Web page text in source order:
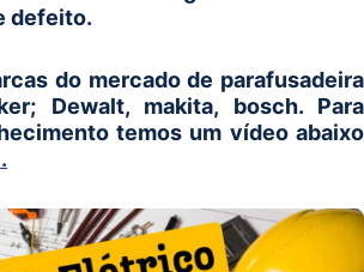
defeito.
do mercado de parafusadeira
Dewalt, makita, bosch. Para
temos um vídeo abaixo